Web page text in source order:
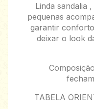
Linda sandalia
pequenas
garantir conforto
deixar o look
TABELA